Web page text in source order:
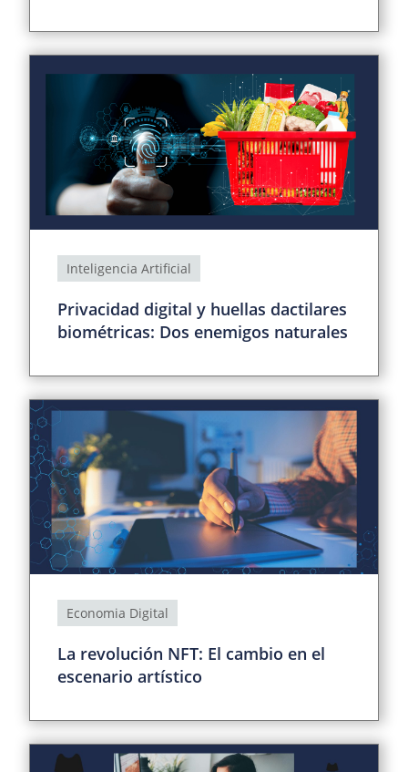
Inteligencia Artificial
Privacidad digital y huellas dactilares
biométricas: Dos enemigos naturales
Economia Digital
La revolución NFT: El cambio en el
escenario artístico